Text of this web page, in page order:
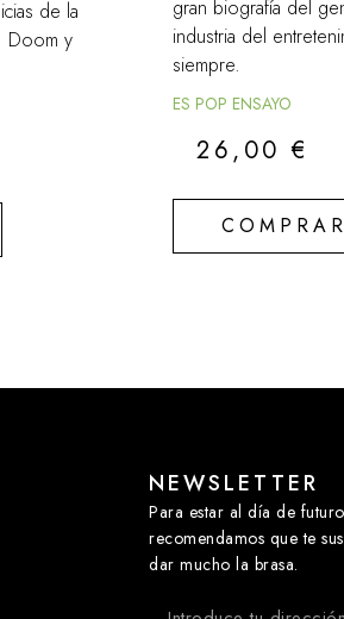
de la
Doom y
gran biografía del
industria del
siempre.
ES POP ENSAYO
26,00€
COMPRAR
NEWSLETTER
Para estar al día de
recomendamos que te
dar mucho la brasa.